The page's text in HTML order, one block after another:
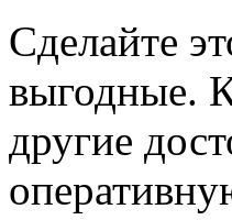
Сделайте
выгодные.
другие